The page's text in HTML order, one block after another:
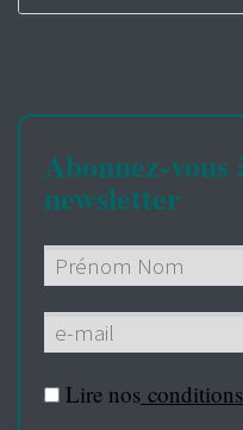
Abonnez-vous
newsletter
Lire nos conditions